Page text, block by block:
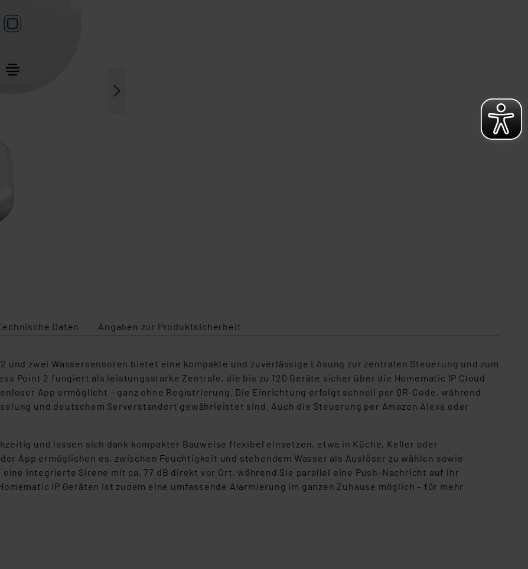
Daten Angaben zur Produktsicherheit
und zwei Wassersensoren bietet eine kompakte und zuverlässige Lösung zur zentralen Steuerung und zum
Point 2 fungiert als leistungsstarke Zentrale, die bis zu 120 Geräte sicher über die Homematic IP Cloud
App ermöglicht – ganz ohne Registrierung. Die Einrichtung erfolgt schnell per QR-Code, während
und deutschem Serverstandort gewährleistet sind. Auch die Steuerung per Amazon Alexa oder
und lassen sich dank kompakter Bauweise flexibel einsetzen, etwa in Küche, Keller oder
App ermöglichen es, zwischen Feuchtigkeit und stehendem Wasser als Auslöser zu wählen sowie
integrierte Sirene mit ca. 77 dB direkt vor Ort, während Sie parallel eine Push-Nachricht auf Ihr
IP Geräten ist zudem eine umfassende Alarmierung im ganzen Zuhause möglich – für mehr